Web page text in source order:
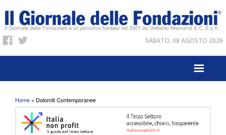
SABATO, 08 AGOSTO 2026
Tu sei qui
Home » Dolomiti Contemporanee